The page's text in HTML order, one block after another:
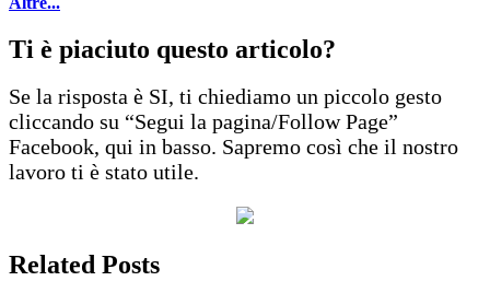
Ti è piaciuto questo articolo?
Se la risposta è SI, ti chiediamo un piccolo gesto
cliccando su “Segui la pagina/Follow Page”
Facebook, qui in basso. Sapremo così che il nostro
lavoro ti è stato utile.
Related Posts